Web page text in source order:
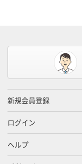
新規会員登録
ログイン
ヘルプ